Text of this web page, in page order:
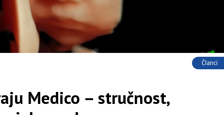
Članci
Medico – stručnost,